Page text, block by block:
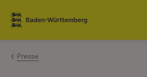
Zum Inhalt springen
Link zur Startseite
Presse